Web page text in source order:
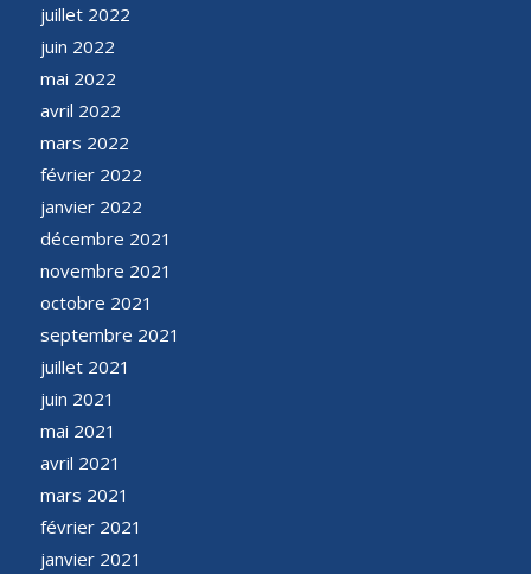
juillet 2022
juin 2022
mai 2022
avril 2022
mars 2022
février 2022
janvier 2022
décembre 2021
novembre 2021
octobre 2021
septembre 2021
juillet 2021
juin 2021
mai 2021
avril 2021
mars 2021
février 2021
janvier 2021